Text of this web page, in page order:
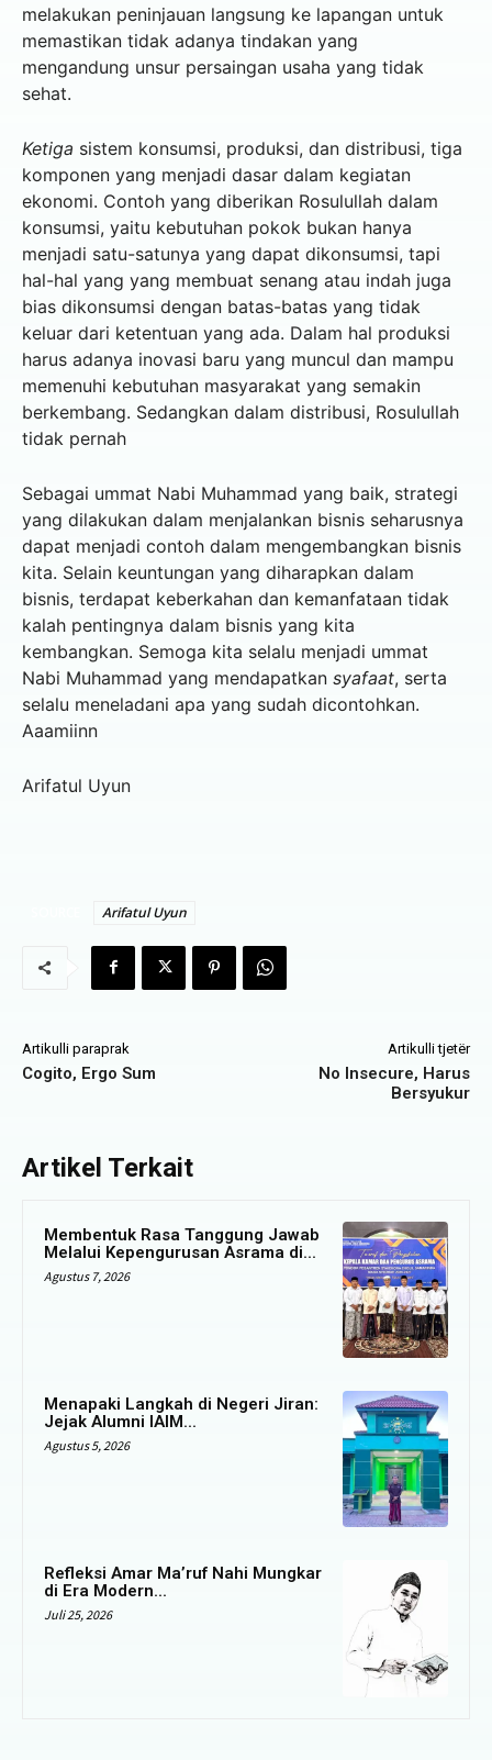
melakukan peninjauan langsung ke lapangan untuk
memastikan tidak adanya tindakan yang
mengandung unsur persaingan usaha yang tidak
sehat.
Ketiga sistem konsumsi, produksi, dan distribusi, tiga
komponen yang menjadi dasar dalam kegiatan
ekonomi. Contoh yang diberikan Rosulullah dalam
konsumsi, yaitu kebutuhan pokok bukan hanya
menjadi satu-satunya yang dapat dikonsumsi, tapi
hal-hal yang yang membuat senang atau indah juga
bias dikonsumsi dengan batas-batas yang tidak
keluar dari ketentuan yang ada. Dalam hal produksi
harus adanya inovasi baru yang muncul dan mampu
memenuhi kebutuhan masyarakat yang semakin
berkembang. Sedangkan dalam distribusi, Rosulullah
tidak pernah
Sebagai ummat Nabi Muhammad yang baik, strategi
yang dilakukan dalam menjalankan bisnis seharusnya
dapat menjadi contoh dalam mengembangkan bisnis
kita. Selain keuntungan yang diharapkan dalam
bisnis, terdapat keberkahan dan kemanfataan tidak
kalah pentingnya dalam bisnis yang kita
kembangkan. Semoga kita selalu menjadi ummat
Nabi Muhammad yang mendapatkan syafaat, serta
selalu meneladani apa yang sudah dicontohkan.
Aaamiinn
Arifatul Uyun
Arifatul Uyun
Artikulli paraprak
Cogito, Ergo Sum
Artikulli tjetër
No Insecure, Harus
Bersyukur
Artikel Terkait
Membentuk Rasa Tanggung Jawab
Melalui Kepengurusan Asrama di...
Agustus 7, 2026
Menapaki Langkah di Negeri Jiran:
Jejak Alumni IAIM...
Agustus 5, 2026
Refleksi Amar Ma’ruf Nahi Mungkar
di Era Modern...
Juli 25, 2026